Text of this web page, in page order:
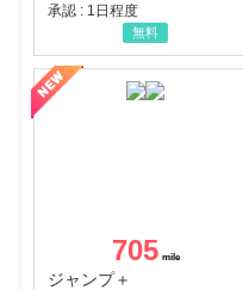
承認 : 1日程度
無料
705
ジャンプ＋